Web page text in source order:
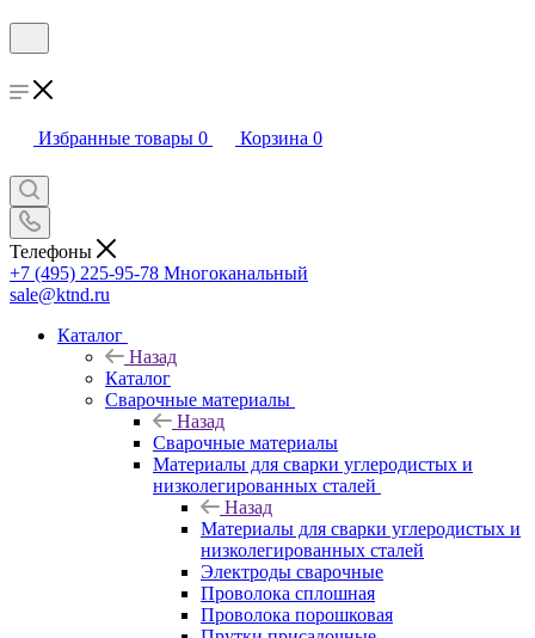
Избранные товары 0 Корзина 0
Телефоны
+7 (495) 225-95-78 Многоканальный
sale@ktnd.ru
Каталог
Назад
Каталог
Сварочные материалы
Назад
Сварочные материалы
Материалы для сварки углеродистых и
низколегированных сталей
Назад
Материалы для сварки углеродистых и
низколегированных сталей
Электроды сварочные
Проволока сплошная
Проволока порошковая